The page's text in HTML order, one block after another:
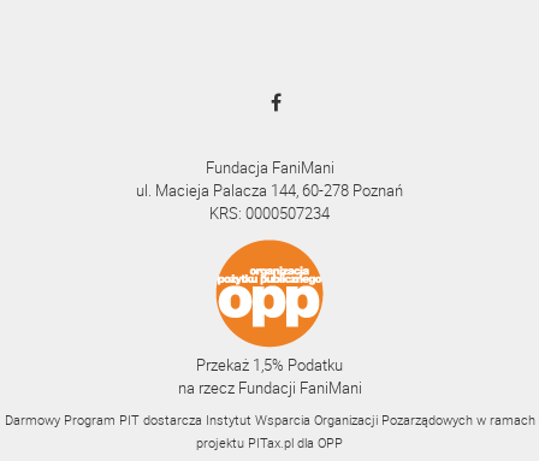
Fundacja FaniMani
ul. Macieja Palacza 144, 60-278 Poznań
KRS: 0000507234
Przekaż 1,5% Podatku
na rzecz Fundacji FaniMani
Darmowy Program PIT dostarcza Instytut Wsparcia Organizacji Pozarządowych w ramach
projektu PITax.pl dla OPP